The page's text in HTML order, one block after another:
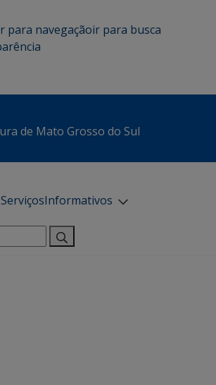
para navegaçãoir para busca
de Mato Grosso do Sul
ServiçosInformativos